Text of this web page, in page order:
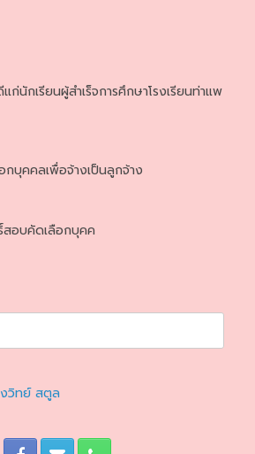
นักเรียนผู้สำเร็จการศึกษาโรงเรียนท่าแพ
บุคคลเพื่อจ้างเป็นลูกจ้าง
สอบคัดเลือกบุคค
งวิทย์ สตูล